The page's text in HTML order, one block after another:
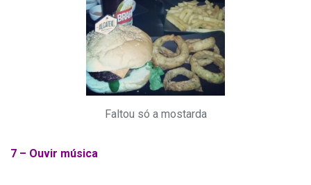
Faltou só a mostarda
7 – Ouvir música